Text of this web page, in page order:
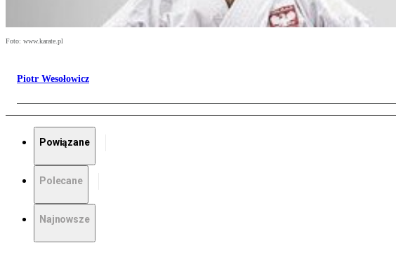
Foto: www.karate.pl
Piotr Wesołowicz
Powiązane
Polecane
Najnowsze